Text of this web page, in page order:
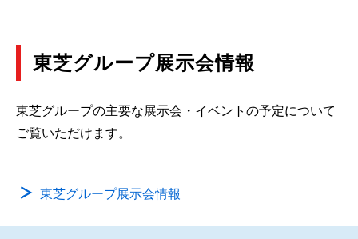
東芝グループ展示会情報
東芝グループの主要な展示会・イベントの予定について
ご覧いただけます。
東芝グループ展示会情報